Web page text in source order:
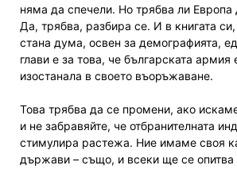
няма да спечели. Но трябва ли
Да, трябва, разбира се. И в книгата
стана дума, освен за демографията,
глави е за това, че българската армия
изостанала в своето въоръжаване.
Това трябва да се промени, ако
и не забравяйте, че отбранителната
стимулира растежа. Ние имаме своя
държави – също, и всеки ще се опитва